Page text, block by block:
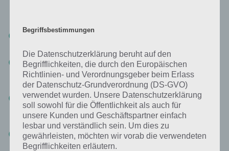
Wenn mehr als 90 Sekunden benötigt, können Joker eingesetzt
Die Spieler bekommen Bonuspunkte, wenn sie schnell sind und
vor Ablauf der 90 Sekunden alle Felder richtig eingeben. Die
restlichen Sekunden erhalten sie als Bonuspunkte.
Jeder registrierter Spieler kann jederzeit eigene Spielrunden
initiieren, Spielanfragen an zufällige- oder befreundete Mitspieler
senden und Spielanfragen akzeptieren oder ablehnen.
Man kann den Leiter der besten Spieler hinauf klettern und
weltweit mit anderen Mitspielern messen
Begriffsbestimmungen
Die Datenschutzerklärung beruht auf den
Begrifflichkeiten, die durch den Europäischen
Richtlinien- und Verordnungsgeber beim Erlass
der Datenschutz-Grundverordnung (DS-GVO)
verwendet wurden. Unsere Datenschutzerklärung
soll sowohl für die Öffentlichkeit als auch für
unsere Kunden und Geschäftspartner einfach
lesbar und verständlich sein. Um dies zu
gewährleisten, möchten wir vorab die verwendeten
Begrifflichkeiten erläutern.